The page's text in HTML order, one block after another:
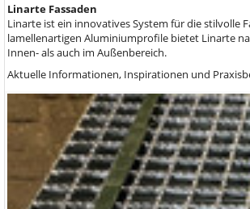
Linarte Fassaden
Linarte ist ein innovatives System für die stilvolle
lamellenartigen Aluminiumprofile bietet Linarte
Innen- als auch im Außenbereich.
Aktuelle Informationen, Inspirationen und